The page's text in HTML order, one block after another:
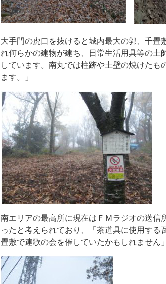
大手門の虎口を抜けると城内最大の郭、千畳
れ何らかの建物が建ち、日常生活用具等の土
しています。南丸では柱跡や土壁の焼けた
ます。」
南エリアの最高所に現在はＦＭラジオの送信
ったと考えられており、「茶道具に使用す
畳敷で連歌の会を催していたかもしれません